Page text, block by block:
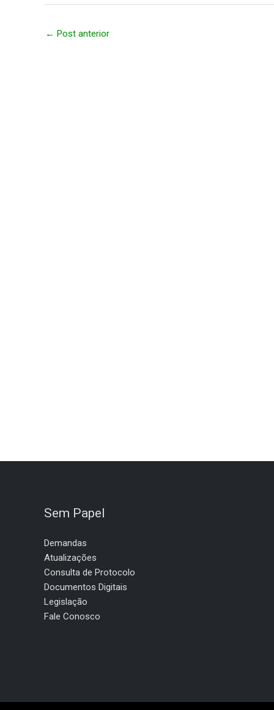
← Post anterior
Sem Papel
Demandas
Atualizações
Consulta de Protocolo
Documentos Digitais
Legislação
Fale Conosco